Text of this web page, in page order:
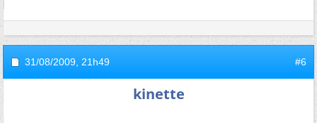
31/08/2009, 21h49 #6
kinette